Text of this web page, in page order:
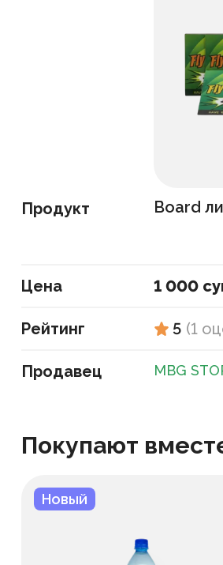
Продукт
Цена
Рейтинг
Продавец
Board
1 000
5 (1
MBG
Покупают
Новый